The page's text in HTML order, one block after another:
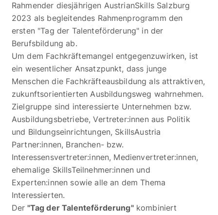
Rahmender diesjährigen AustrianSkills Salzburg
2023 als begleitendes Rahmenprogramm den
ersten "Tag der Talenteförderung" in der
Berufsbildung ab.
Um dem Fachkräftemangel entgegenzuwirken, ist
ein wesentlicher Ansatzpunkt, dass junge
Menschen die Fachkräfteausbildung als attraktiven,
zukunftsorientierten Ausbildungsweg wahrnehmen.
Zielgruppe sind interessierte Unternehmen bzw.
Ausbildungsbetriebe, Vertreter:innen aus Politik
und Bildungseinrichtungen, SkillsAustria
Partner:innen, Branchen- bzw.
Interessensvertreter:innen, Medienvertreter:innen,
ehemalige SkillsTeilnehmer:innen und
Experten:innen sowie alle an dem Thema
Interessierten.
Der "Tag der Talenteförderung"kombiniert